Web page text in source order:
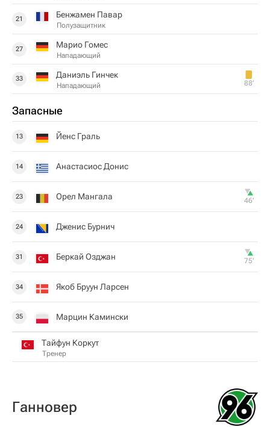
21 Бенжамен Павар
Полузащитник
27 Марио Гомес
Нападающий
33 Даниэль Гинчек
Нападающий 88‎’‎
Запасные
13 Йенс Граль
14 Анастасиос Донис
23 Орел Мангала 46‎’‎
24 Дженис Бурнич
31 Беркай Озджан 75‎’‎
34 Якоб Бруун Ларсен
35 Марцин Камински
Тайфун Коркут
Тренер
Ганновер